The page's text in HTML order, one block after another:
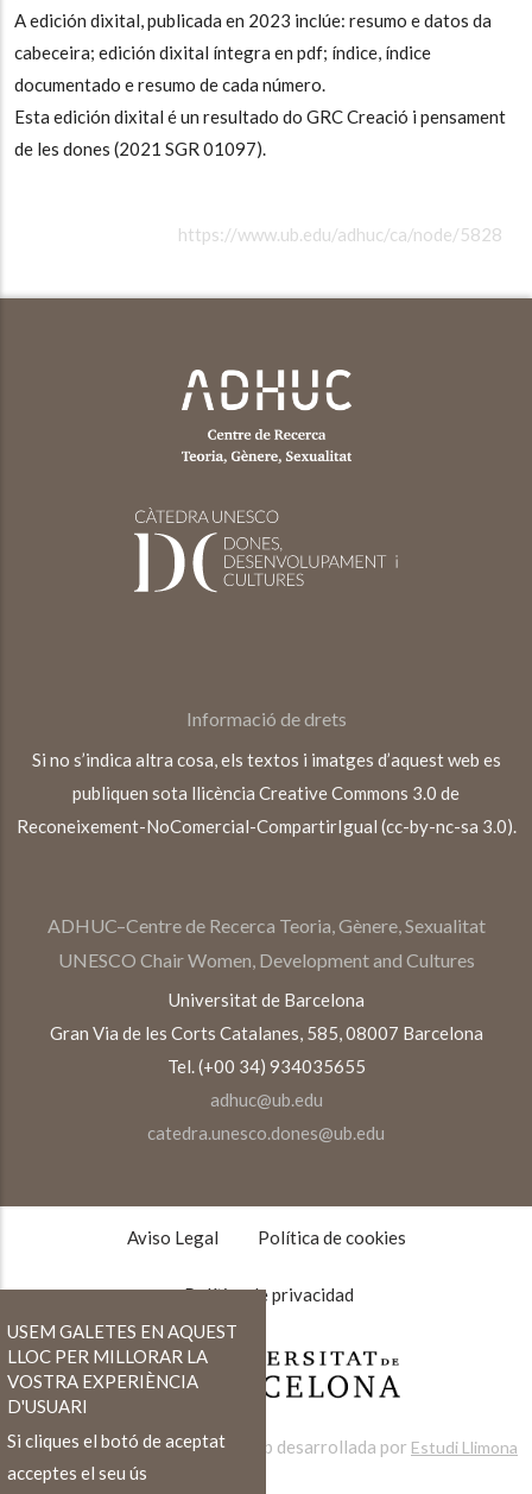
A edición dixital, publicada en 2023 inclúe: resumo e datos da
cabeceira; edición dixital íntegra en pdf; índice, índice
documentado e resumo de cada número.
Esta edición dixital é un resultado do GRC Creació i pensament
de les dones (2021 SGR 01097).
https://www.ub.edu/adhuc/ca/node/5828
Informació de drets
Si no s’indica altra cosa, els textos i imatges d’aquest web es
publiquen sota llicència Creative Commons 3.0 de
Reconeixement-NoComercial-CompartirIgual (cc-by-nc-sa 3.0).
ADHUC–Centre de Recerca Teoria, Gènere, Sexualitat
UNESCO Chair Women, Development and Cultures
Universitat de Barcelona
Gran Via de les Corts Catalanes, 585, 08007 Barcelona
Tel. (+00 34) 934035655
adhuc@ub.edu
catedra.unesco.dones@ub.edu
TEXTOS
Aviso Legal Política de cookies
Política de privacidad
Web desarrollada por Estudi Llimona
USEM GALETES EN AQUEST
LLOC PER MILLORAR LA
VOSTRA EXPERIÈNCIA
D'USUARI
Si cliques el botó de aceptat
acceptes el seu ús